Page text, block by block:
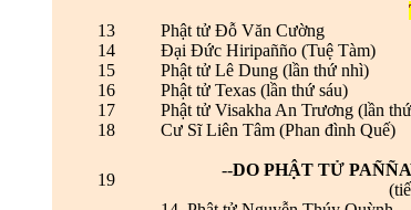
13
Phật tử Đỗ Văn Cường
14
Đại Đức Hiripañño (Tuệ Tàm)
15
Phật tử Lê Dung (lần thứ nhì)
16
Phật tử Texas (lần thứ sáu)
17
Phật tử Visakha An Trương (lần
18
Cư Sĩ Liên Tâm (Phan đình Quế)
19
--DO PHẬT TỬ